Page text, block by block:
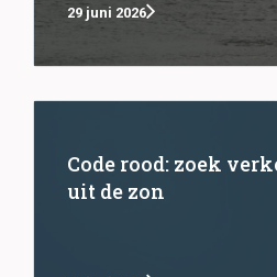
29 juni 2026
Code rood: zoek
uit de zon